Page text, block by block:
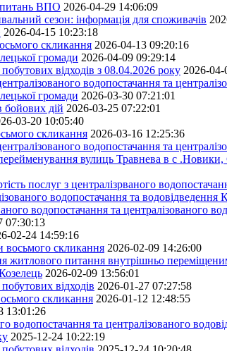
питань ВПО 2026-04-29 14:06:09
сезон: інформація для споживачів
2026-04-15 10:23:18
скликання 2026-04-13 09:20:16
громади 2026-04-09 09:29:14
відходів з 08.04.2026 року 2026-04-
водопостачання та
громади 2026-03-30 07:21:01
бойових дій 2026-03-25 07:22:01
03-20 10:05:40
скликання 2026-03-16 12:25:36
водопостачання та
вулиць Травнева в с
послуг з централізрваного
водопостачання та
водопостачання та централізованого
07:30:13
02-24 14:59:16
восьмого скликання 2026-02-09 14:26:00
житлового питання внутрішньо
2026-02-09 13:56:01
відходів 2026-01-27 07:27:58
скликання 2026-01-12 12:48:55
13:01:26
водопостачання та централізованого
2025-12-24 10:22:19